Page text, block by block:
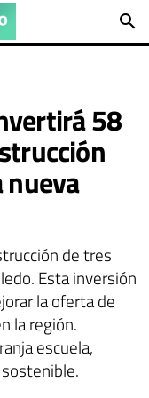
search
58
de tres
Esta inversión
la oferta de
la región.
escuela,